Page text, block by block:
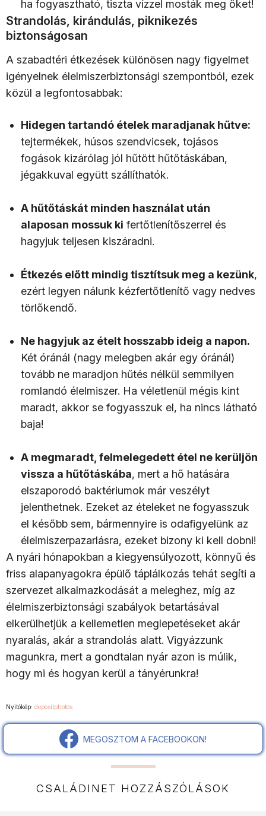
ha fogyasztható, tiszta vízzel mosták meg őket!
Strandolás, kirándulás, piknikezés
biztonságosan
A szabadtéri étkezések különösen nagy figyelmet
igényelnek élelmiszerbiztonsági szempontból, ezek
közül a legfontosabbak:
Hidegen tartandó ételek maradjanak hűtve:
tejtermékek, húsos szendvicsek, tojásos
fogások kizárólag jól hűtött hűtőtáskában,
jégakkuval együtt szállíthatók.
A hűtőtáskát minden használat után
alaposan mossuk ki fertőtlenítőszerrel és
hagyjuk teljesen kiszáradni.
Étkezés előtt mindig tisztítsuk meg a kezünk,
ezért legyen nálunk kézfertőtlenítő vagy nedves
törlőkendő.
Ne hagyjuk az ételt hosszabb ideig a napon.
Két óránál (nagy melegben akár egy óránál)
tovább ne maradjon hűtés nélkül semmilyen
romlandó élelmiszer. Ha véletlenül mégis kint
maradt, akkor se fogyasszuk el, ha nincs látható
baja!
A megmaradt, felmelegedett étel ne kerüljön
vissza a hűtőtáskába, mert a hő hatására
elszaporodó baktériumok már veszélyt
jelenthetnek. Ezeket az ételeket ne fogyasszuk
el később sem, bármennyire is odafigyelünk az
élelmiszerpazarlásra, ezeket bizony ki kell dobni!
A nyári hónapokban a kiegyensúlyozott, könnyű és
friss alapanyagokra épülő táplálkozás tehát segíti a
szervezet alkalmazkodását a meleghez, míg az
élelmiszerbiztonsági szabályok betartásával
elkerülhetjük a kellemetlen meglepetéseket akár
nyaralás, akár a strandolás alatt. Vigyázzunk
magunkra, mert a gondtalan nyár azon is múlik,
hogy mi és hogyan kerül a tányérunkra!
Nyitókép: depositphotos
MEGOSZTOM A FACEBOOKON!
CSALÁDINET HOZZÁSZÓLÁSOK